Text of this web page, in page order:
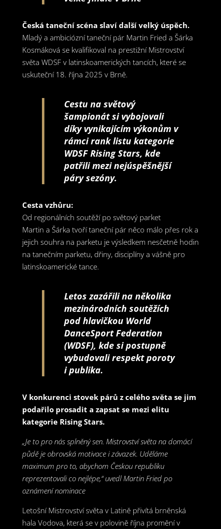
Česká taneční scéna slaví další velký úspěch.
Mladý a ambiciózní taneční pár Martin Fried a Šárka
Kosmáková se kvalifikoval na prestižní Mistrovství
světa WDSF v latinskoamerických tancích, které se
uskuteční 18. října 2025 v Brně.
Cestu na světový
šampionát si vybojovali
díky vynikajícím výkonům v
rámci rank listu kategorie
WDSF Rising Stars, kde
patřili mezi nejúspěšnější
páry sezóny.
Cesta vzhůru:
Od regionálních soutěží po světový parket
Martin a Šárka tvoří taneční pár něco málo přes rok a
jejich souhra na parketu je výsledkem nesčetně hodin
na tanečním parketu, dřiny, disciplíny a vášně pro
latinskoamerické tance.
Letos zazářili na několika
mezinárodních soutěžích
pod hlavičkou World
DanceSport Federation
(WDSF), kde si postupně
vybudovali respekt poroty
i publika.
V konkurenci stovek párů z celého světa se jim
podařilo prosadit a zapsat se mezi elitu
kategorie Rising Stars.
„Je to pro nás splněný sen. Mistrovství světa na domácí
půdě je obrovská motivace i závazek. Uděláme
maximum pro to, abychom Českou republiku
reprezentovali co nejlépe,“ uvedl Martin Fried po
oznámení nominace
Letošní Mistrovství světa v Latině přivítá brněnská
hala Vodova, která se v polovině října promění v